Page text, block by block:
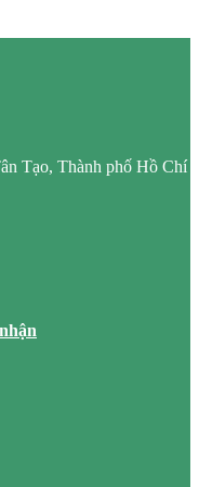
Tạo, Thành phố Hồ Chí